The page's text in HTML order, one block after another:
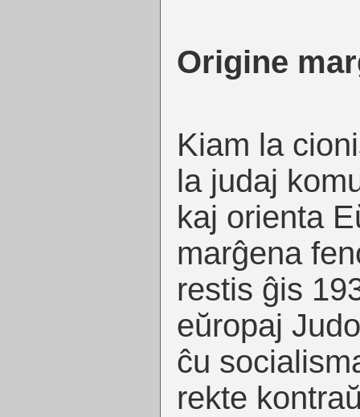
Origine
Kiam la
la judaj
kaj orienta
marĝena
restis ĝis
eŭropaj
ĉu
rekte